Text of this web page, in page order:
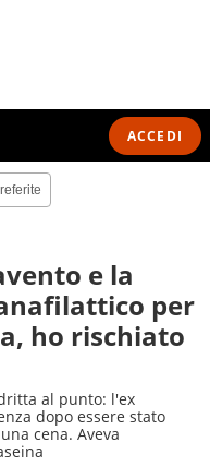
ACCEDI
e la
per
ho rischiato
al punto: l'ex
dopo essere stato
cena. Aveva